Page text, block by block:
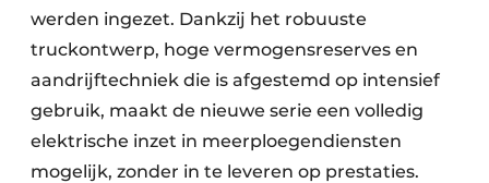
werden ingezet. Dankzij het robuuste
truckontwerp, hoge vermogensreserves en
aandrijftechniek die is afgestemd op intensief
gebruik, maakt de nieuwe serie een volledig
elektrische inzet in meerploegendiensten
mogelijk, zonder in te leveren op prestaties.